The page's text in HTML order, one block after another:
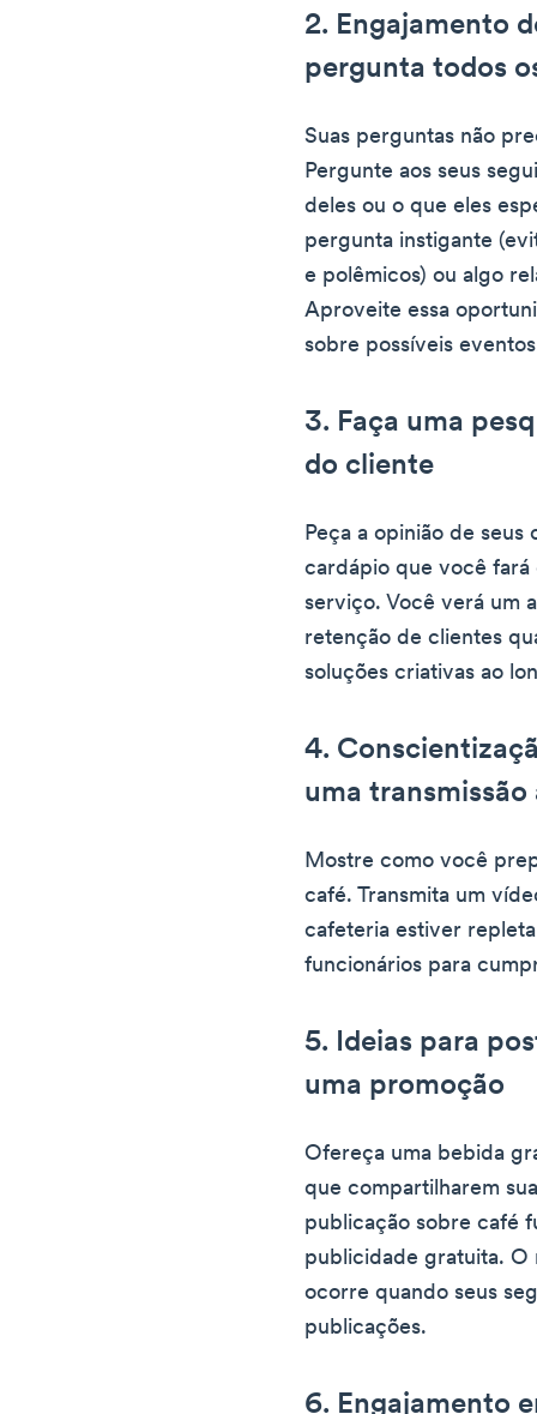
2. Engajamento
pergunta todos
Suas perguntas não
Pergunte aos seus
deles ou o que eles
pergunta instigante
e polêmicos) ou algo
Aproveite essa
sobre possíveis
3. Faça uma
do cliente
Peça a opinião de seus
cardápio que você fará
serviço. Você verá um
retenção de clientes
soluções criativas ao
4.
uma transmissão
Mostre como você
café. Transmita um
cafeteria estiver
funcionários para
5. Ideias para
uma promoção
Ofereça uma bebida
que compartilharem
publicação sobre café
publicidade gratuita. O
ocorre quando seus
publicações.
6. Engajamento